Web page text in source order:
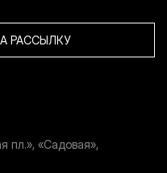
РАССЫЛКУ
пл.», «Садовая»,